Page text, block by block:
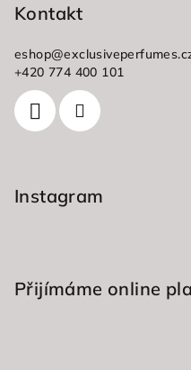
Kontakt
eshop@
+420 774 400 101
Instagram
Přijímáme online